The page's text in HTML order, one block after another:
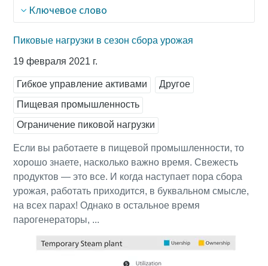
Ключевое слово
Пиковые нагрузки в сезон сбора урожая
19 февраля 2021 г.
Гибкое управление активами
Другое
Пищевая промышленность
Ограничение пиковой нагрузки
Если вы работаете в пищевой промышленности, то
хорошо знаете, насколько важно время. Свежесть
продуктов — это все. И когда наступает пора сбора
урожая, работать приходится, в буквальном смысле,
на всех парах! Однако в остальное время
парогенераторы, ...